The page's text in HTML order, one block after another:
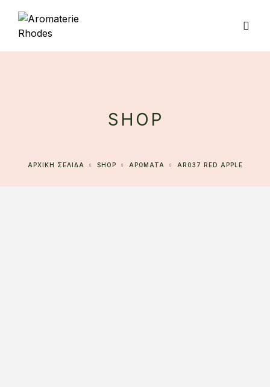
SHOP
ΑΡΧΙΚΉ ΣΕΛΊΔΑ SHOP ΑΡΩΜΑΤΑ AR037 RED APPLE